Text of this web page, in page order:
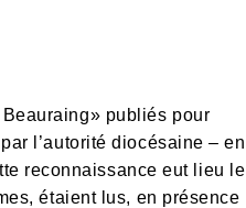
publiés pour
l’autorité diocésaine – en
reconnaissance eut lieu le
étaient lus, en présence